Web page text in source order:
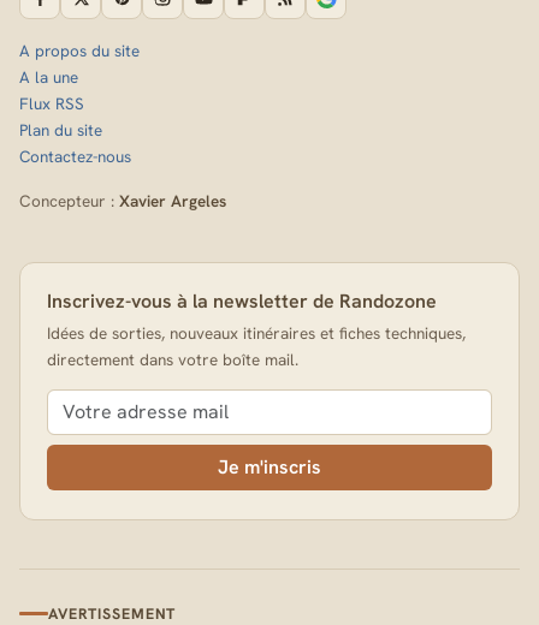
A propos du site
A la une
Flux RSS
Plan du site
Contactez-nous
Concepteur : Xavier Argeles
Inscrivez-vous à la newsletter de Randozone
Idées de sorties, nouveaux itinéraires et fiches techniques,
directement dans votre boîte mail.
Je m'inscris
AVERTISSEMENT